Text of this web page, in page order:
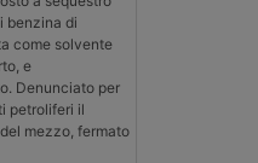
benzina di
come solvente
e
Denunciato per
petroliferi il
mezzo, fermato